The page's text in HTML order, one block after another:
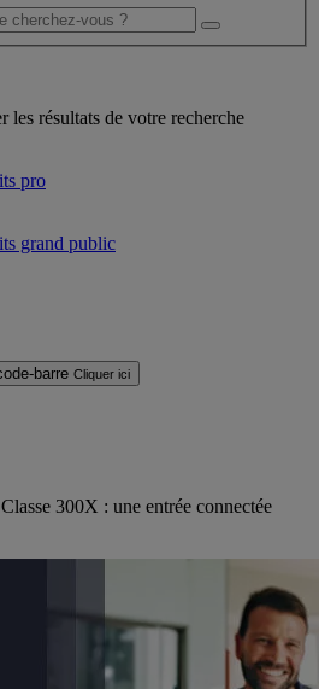
les résultats de votre recherche
pro
grand public
barre Cliquer ici
300X : une entrée connectée